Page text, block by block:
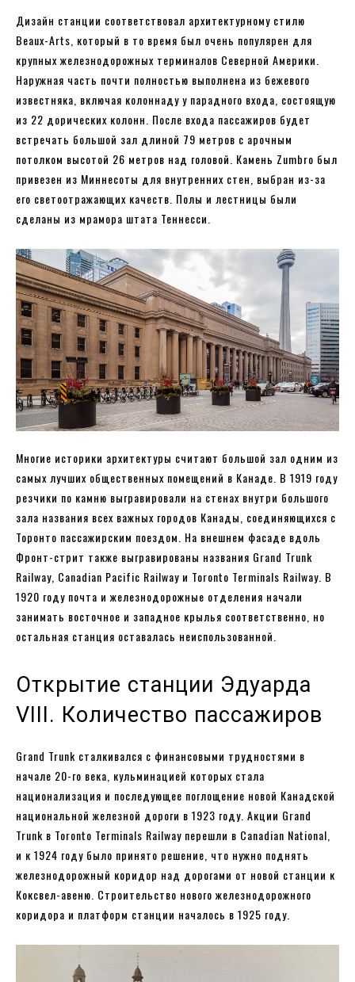
Дизайн станции соответствовал архитектурному стилю
Beaux-Arts, который в то время был очень популярен для
крупных железнодорожных терминалов Северной Америки.
Наружная часть почти полностью выполнена из бежевого
известняка, включая колоннаду у парадного входа, состоящую
из 22 дорических колонн. После входа пассажиров будет
встречать большой зал длиной 79 метров с арочным
потолком высотой 26 метров над головой. Камень Zumbro был
привезен из Миннесоты для внутренних стен, выбран из-за
его светоотражающих качеств. Полы и лестницы были
сделаны из мрамора штата Теннесси.
Многие историки архитектуры считают большой зал одним из
самых лучших общественных помещений в Канаде. В 1919 году
резчики по камню выгравировали на стенах внутри большого
зала названия всех важных городов Канады, соединяющихся с
Торонто пассажирским поездом. На внешнем фасаде вдоль
Фронт-стрит также выгравированы названия Grand Trunk
Railway, Canadian Pacific Railway и Toronto Terminals Railway. В
1920 году почта и железнодорожные отделения начали
занимать восточное и западное крылья соответственно, но
остальная станция оставалась неиспользованной.
Открытие станции Эдуарда
VIII. Количество пассажиров
Grand Trunk сталкивался с финансовыми трудностями в
начале 20-го века, кульминацией которых стала
национализация и последующее поглощение новой Канадской
национальной железной дороги в 1923 году. Акции Grand
Trunk в Toronto Terminals Railway перешли в Canadian National,
и к 1924 году было принято решение, что нужно поднять
железнодорожный коридор над дорогами от новой станции к
Коксвел-авеню. Строительство нового железнодорожного
коридора и платформ станции началось в 1925 году.